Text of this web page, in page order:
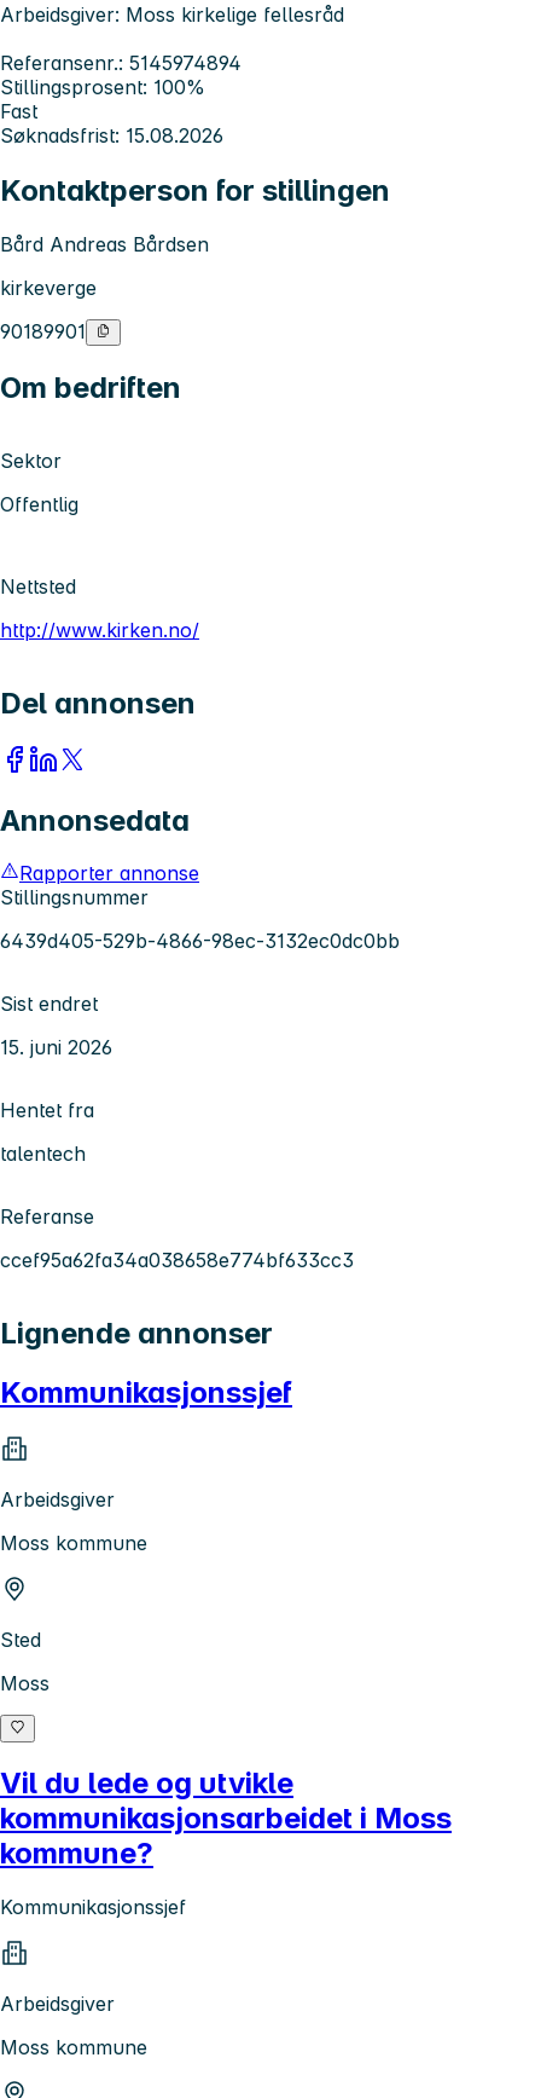
Arbeidsgiver: Moss kirkelige fellesråd
Referansenr.: 5145974894
Stillingsprosent: 100%
Fast
Søknadsfrist: 15.08.2026
Kontaktperson for stillingen
Bård Andreas Bårdsen
kirkeverge
90189901
Om bedriften
Sektor
Offentlig
Nettsted
http://www.kirken.no/
Del annonsen
Annonsedata
Rapporter annonse
Stillingsnummer
6439d405-529b-4866-98ec-3132ec0dc0bb
Sist endret
15. juni 2026
Hentet fra
talentech
Referanse
ccef95a62fa34a038658e774bf633cc3
Lignende annonser
Kommunikasjonssjef
Arbeidsgiver
Moss kommune
Sted
Moss
Vil du lede og utvikle
kommunikasjonsarbeidet i Moss
kommune?
Kommunikasjonssjef
Arbeidsgiver
Moss kommune